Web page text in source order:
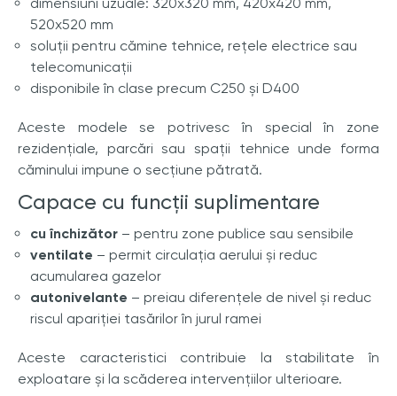
520x520 mm
soluții pentru cămine tehnice, rețele electrice sau
telecomunicații
disponibile în clase precum C250 și D400
Aceste modele se potrivesc în special în zone
rezidențiale, parcări sau spații tehnice unde forma
căminului impune o secțiune pătrată.
Capace cu funcții suplimentare
cu închizător – pentru zone publice sau sensibile
ventilate – permit circulația aerului și reduc
acumularea gazelor
autonivelante – preiau diferențele de nivel și reduc
riscul apariției tasărilor în jurul ramei
Aceste caracteristici contribuie la stabilitate în
exploatare și la scăderea intervențiilor ulterioare.